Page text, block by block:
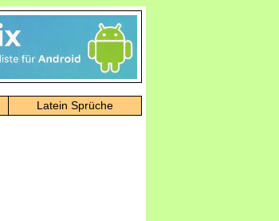
Latein Sprüche